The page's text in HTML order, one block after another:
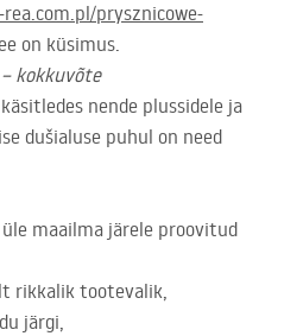
prysznicowe-
on küsimus.
kokkuvõte
nende plussidele ja
dušialuse puhul on need
maailma järele proovitud
rikkalik tootevalik,
järgi,